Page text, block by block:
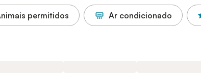
permitidos Ar condicionado